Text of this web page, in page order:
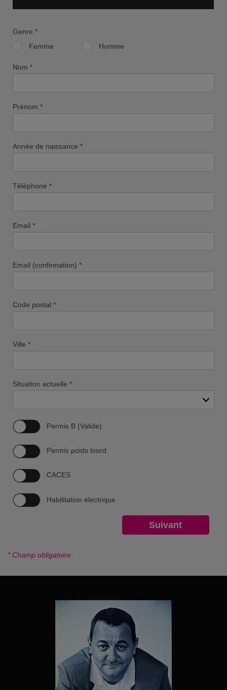
Genre *
Femme
Homme
Nom *
Prénom *
Année de naissance *
Téléphone *
Email *
Email (confirmation) *
Code postal *
Ville *
Situation actuelle *
Permis B (Valide)
Permis poids lourd
CACES
Habilitation électrique
* Champ obligatoire